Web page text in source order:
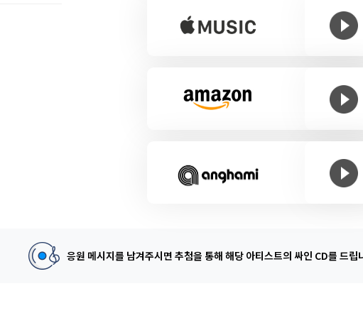
응원 메시지를 남겨주시면 추첨을 통해 해당 아티스트의 싸인 CD를 드립